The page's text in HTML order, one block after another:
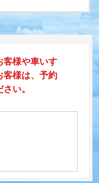
客様や車いす
客様は、予約
い。